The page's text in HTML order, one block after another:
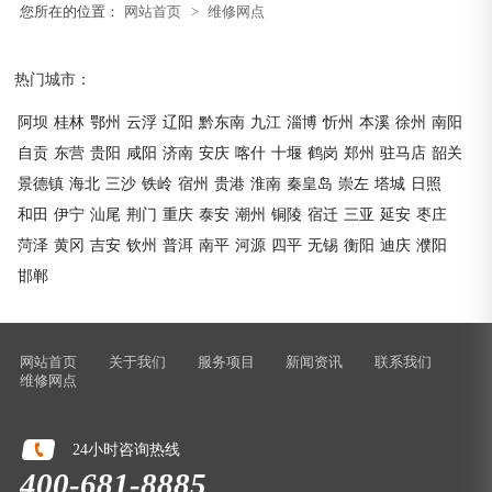
您所在的位置： 网站首页 > 维修网点
热门城市：
阿坝 桂林 鄂州 云浮 辽阳 黔东南 九江 淄博 忻州 本溪 徐州 南阳
自贡 东营 贵阳 咸阳 济南 安庆 喀什 十堰 鹤岗 郑州 驻马店 韶关
景德镇 海北 三沙 铁岭 宿州 贵港 淮南 秦皇岛 崇左 塔城 日照
和田 伊宁 汕尾 荆门 重庆 泰安 潮州 铜陵 宿迁 三亚 延安 枣庄
菏泽 黄冈 吉安 钦州 普洱 南平 河源 四平 无锡 衡阳 迪庆 濮阳
邯郸
网站首页 关于我们 服务项目 新闻资讯
联系我们
维修网点
24小时咨询热线
400-681-8885